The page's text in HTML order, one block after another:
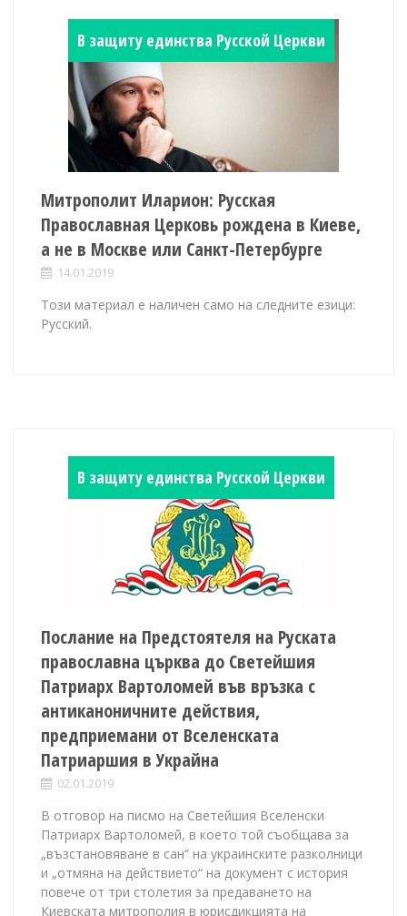
В защиту единства Русской Церкви
Митрополит Иларион: Русская
Православная Церковь рождена в Киеве,
а не в Москве или Санкт-Петербурге
14.01.2019
Този материал е наличен само на следните езици:
Русский.
В защиту единства Русской Церкви
Послание на Предстоятеля на Руската
православна църква до Светейшия
Патриарх Вартоломей във връзка с
антиканоничните действия,
предприемани от Вселенската
Патриаршия в Украйна
02.01.2019
В отговор на писмо на Светейшия Вселенски
Патриарх Вартоломей, в което той съобщава за
„възстановяване в сан“ на украинските разколници
и „отмяна на действието“ на документ с история
повече от три столетия за предаването на
Киевската митрополия в юрисдикцията на